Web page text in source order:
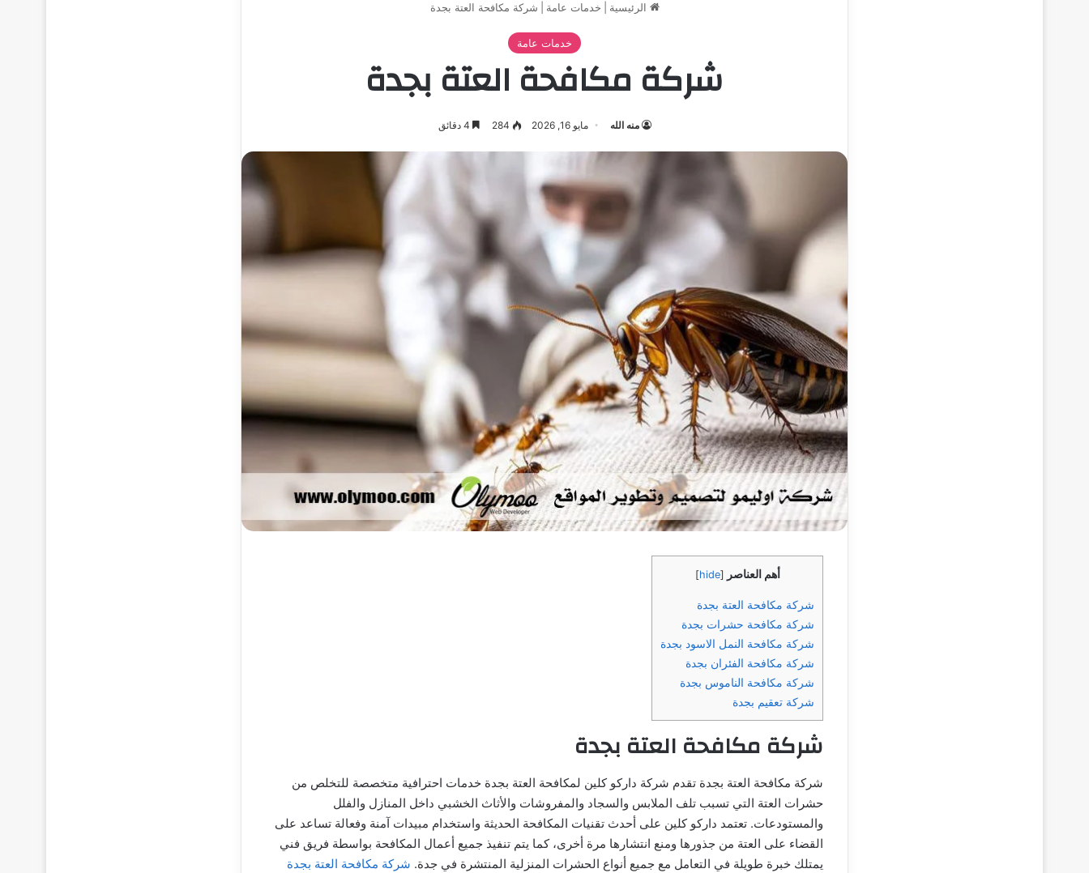
الرئيسية خدمات عامة شركة مكافحة العتة بجدة
خدمات عامة
شركة مكافحة العتة بجدة
منه الله مايو 16, 2026 284
أهم العناصر [
hide
]
شركة مكافحة العتة بجدة
شركة مكافحة حشرات بجدة
شركة مكافحة النمل الاسود بجدة
شركة مكافحة الفئران بجدة
شركة مكافحة الناموس بجدة
شركة تعقيم بجدة
شركة مكافحة العتة بجدة
شركة مكافحة العتة بجدة تقدم شركة داركو كلين لمكافحة العتة بجدة خدمات احترافية متخصصة للتخلص من
حشرات العتة التي تسبب تلف الملابس والسجاد والمفروشات والأثاث الخشبي داخل المنازل والفلل
والمستودعات. تعتمد داركو كلين على أحدث تقنيات المكافحة الحديثة واستخدام مبيدات آمنة وفعالة تساعد على
القضاء على العتة من جذورها ومنع انتشارها مرة أخرى، كما يتم تنفيذ جميع أعمال المكافحة بواسطة فريق فني
يمتلك خبرة طويلة في التعامل مع جميع أنواع الحشرات المنزلية المنتشرة في جدة. شركة مكافحة العتة بجدة